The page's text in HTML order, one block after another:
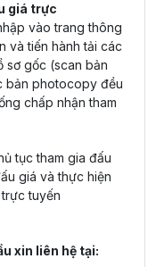
giá trực
vào trang thông
và tiến hành tải các
sơ gốc (scan bản
bản photocopy đều
chấp nhận tham
tục tham gia đấu
giá và thực hiện
tuyến
xin liên hệ tại: